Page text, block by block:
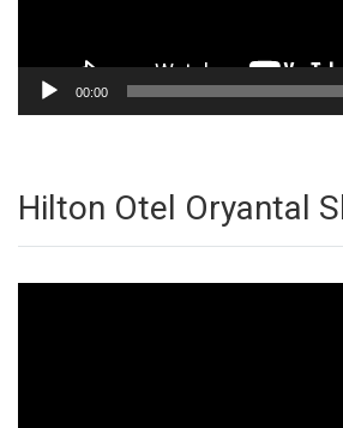
00:00
Hilton Otel Oryantal